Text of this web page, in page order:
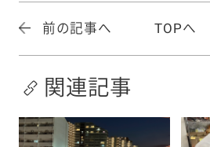
前の記事へ TOPへ
関連記事